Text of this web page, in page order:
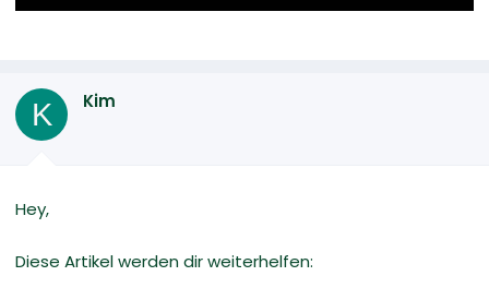
K Kim
Hey,
Diese Artikel werden dir weiterhelfen: